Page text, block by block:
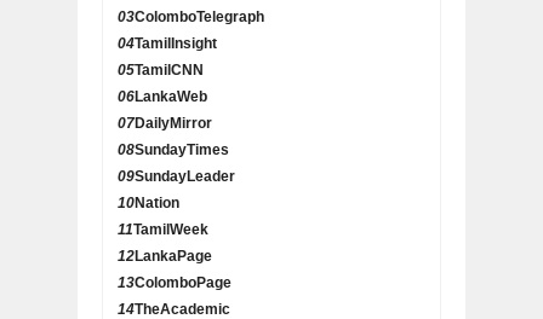
03ColomboTelegraph
04TamilInsight
05TamilCNN
06LankaWeb
07DailyMirror
08SundayTimes
09SundayLeader
10Nation
11TamilWeek
12LankaPage
13ColomboPage
14TheAcademic